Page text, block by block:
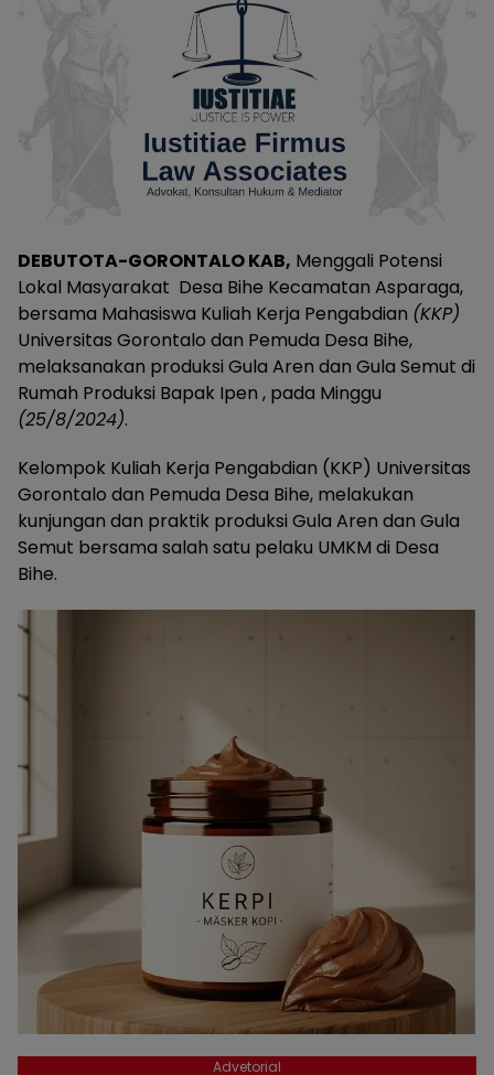
DEBUTOTA-GORONTALO KAB, Menggali Potensi
Lokal Masyarakat Desa Bihe Kecamatan Asparaga,
bersama Mahasiswa Kuliah Kerja Pengabdian (KKP)
Universitas Gorontalo dan Pemuda Desa Bihe,
melaksanakan produksi Gula Aren dan Gula Semut di
Rumah Produksi Bapak Ipen , pada Minggu
(25/8/2024).
Kelompok Kuliah Kerja Pengabdian (KKP) Universitas
Gorontalo dan Pemuda Desa Bihe, melakukan
kunjungan dan praktik produksi Gula Aren dan Gula
Semut bersama salah satu pelaku UMKM di Desa
Bihe.
Advetorial